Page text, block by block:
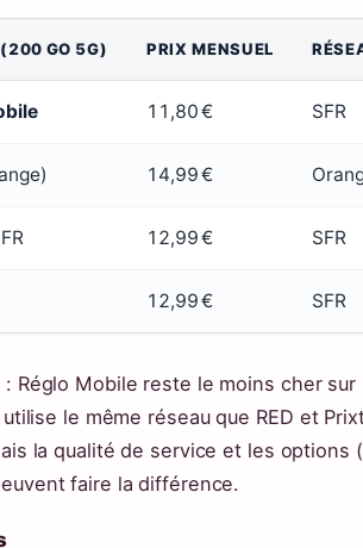
GO 5G) PRIX MENSUEL
11,80 € SFR
14,99 €
12,99 € SFR
12,99 € SFR
Réglo Mobile reste le moins cher sur
le même réseau que RED et
la qualité de service et les options
faire la différence.